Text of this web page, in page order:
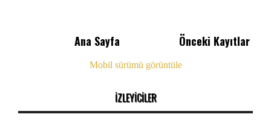
Önceki Kayıtlar
Ana Sayfa
Mobil sürümü görüntüle
İZLEYİCİLER